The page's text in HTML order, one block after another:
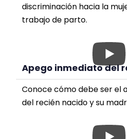
discriminación hacia la
trabajo de parto.
Apego inmediato del
Conoce cómo debe ser el
del recién nacido y su